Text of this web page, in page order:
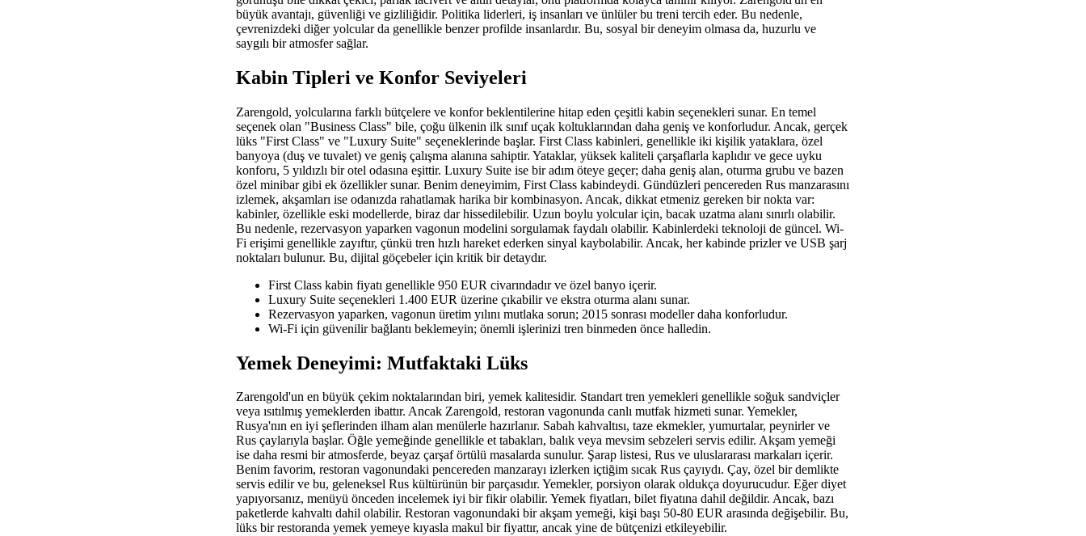
büyük avantajı, güvenliği ve gizliliğidir. Politika liderleri, iş insanları ve ünlüler bu treni tercih eder. Bu nedenle,
çevrenizdeki diğer yolcular da genellikle benzer profilde insanlardır. Bu, sosyal bir deneyim olmasa da, huzurlu ve
saygılı bir atmosfer sağlar.
Kabin Tipleri ve Konfor Seviyeleri
Zarengold, yolcularına farklı bütçelere ve konfor beklentilerine hitap eden çeşitli kabin seçenekleri sunar. En temel
seçenek olan "Business Class" bile, çoğu ülkenin ilk sınıf uçak koltuklarından daha geniş ve konforludur. Ancak, gerçek
lüks "First Class" ve "Luxury Suite" seçeneklerinde başlar. First Class kabinleri, genellikle iki kişilik yataklara, özel
banyoya (duş ve tuvalet) ve geniş çalışma alanına sahiptir. Yataklar, yüksek kaliteli çarşaflarla kaplıdır ve gece uyku
konforu, 5 yıldızlı bir otel odasına eşittir. Luxury Suite ise bir adım öteye geçer; daha geniş alan, oturma grubu ve bazen
özel minibar gibi ek özellikler sunar. Benim deneyimim, First Class kabindeydi. Gündüzleri pencereden Rus manzarasını
izlemek, akşamları ise odanızda rahatlamak harika bir kombinasyon. Ancak, dikkat etmeniz gereken bir nokta var:
kabinler, özellikle eski modellerde, biraz dar hissedilebilir. Uzun boylu yolcular için, bacak uzatma alanı sınırlı olabilir.
Bu nedenle, rezervasyon yaparken vagonun modelini sorgulamak faydalı olabilir. Kabinlerdeki teknoloji de güncel. Wi-
Fi erişimi genellikle zayıftır, çünkü tren hızlı hareket ederken sinyal kaybolabilir. Ancak, her kabinde prizler ve USB şarj
noktaları bulunur. Bu, dijital göçebeler için kritik bir detaydır.
First Class kabin fiyatı genellikle 950 EUR civarındadır ve özel banyo içerir.
Luxury Suite seçenekleri 1.400 EUR üzerine çıkabilir ve ekstra oturma alanı sunar.
Rezervasyon yaparken, vagonun üretim yılını mutlaka sorun; 2015 sonrası modeller daha konforludur.
Wi-Fi için güvenilir bağlantı beklemeyin; önemli işlerinizi tren binmeden önce halledin.
Yemek Deneyimi: Mutfaktaki Lüks
Zarengold'un en büyük çekim noktalarından biri, yemek kalitesidir. Standart tren yemekleri genellikle soğuk sandviçler
veya ısıtılmış yemeklerden ibattır. Ancak Zarengold, restoran vagonunda canlı mutfak hizmeti sunar. Yemekler,
Rusya'nın en iyi şeflerinden ilham alan menülerle hazırlanır. Sabah kahvaltısı, taze ekmekler, yumurtalar, peynirler ve
Rus çaylarıyla başlar. Öğle yemeğinde genellikle et tabakları, balık veya mevsim sebzeleri servis edilir. Akşam yemeği
ise daha resmi bir atmosferde, beyaz çarşaf örtülü masalarda sunulur. Şarap listesi, Rus ve uluslararası markaları içerir.
Benim favorim, restoran vagonundaki pencereden manzarayı izlerken içtiğim sıcak Rus çayıydı. Çay, özel bir demlikte
servis edilir ve bu, geleneksel Rus kültürünün bir parçasıdır. Yemekler, porsiyon olarak oldukça doyurucudur. Eğer diyet
yapıyorsanız, menüyü önceden incelemek iyi bir fikir olabilir. Yemek fiyatları, bilet fiyatına dahil değildir. Ancak, bazı
paketlerde kahvaltı dahil olabilir. Restoran vagonundaki bir akşam yemeği, kişi başı 50-80 EUR arasında değişebilir. Bu,
lüks bir restoranda yemek yemeye kıyasla makul bir fiyattır, ancak yine de bütçenizi etkileyebilir.